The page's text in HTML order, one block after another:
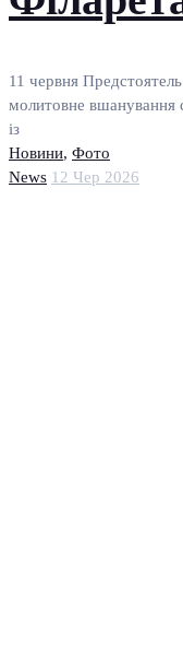
11 червня
молитовне вшанування
із
Новини, Фото
News 12 Чер 2026